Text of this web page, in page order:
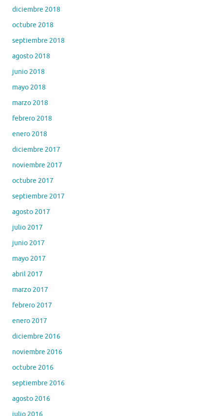
diciembre 2018
octubre 2018
septiembre 2018
agosto 2018
junio 2018
mayo 2018
marzo 2018
febrero 2018
enero 2018
diciembre 2017
noviembre 2017
octubre 2017
septiembre 2017
agosto 2017
julio 2017
junio 2017
mayo 2017
abril 2017
marzo 2017
febrero 2017
enero 2017
diciembre 2016
noviembre 2016
octubre 2016
septiembre 2016
agosto 2016
julio 2016